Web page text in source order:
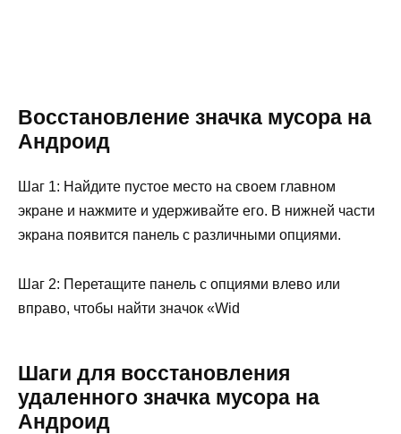
Восстановление значка мусора на
Андроид
Шаг 1: Найдите пустое место на своем главном
экране и нажмите и удерживайте его. В нижней части
экрана появится панель с различными опциями.
Шаг 2: Перетащите панель с опциями влево или
вправо, чтобы найти значок «Wid
Шаги для восстановления
удаленного значка мусора на
Андроид